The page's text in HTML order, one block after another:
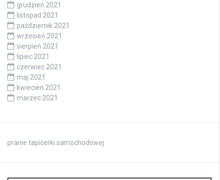
grudzień 2021
listopad 2021
październik 2021
wrzesień 2021
sierpień 2021
lipiec 2021
czerwiec 2021
maj 2021
kwiecień 2021
marzec 2021
pranie tapicerki samochodowej